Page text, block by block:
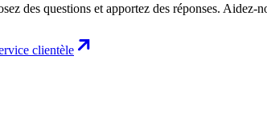
des questions et apportez des réponses. Aidez-
clientèle